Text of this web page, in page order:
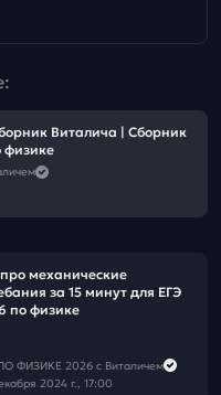
Виталича | Сборник
физике
механические
за 15 минут для ЕГЭ
по физике
ФИЗИКЕ 2026 с Виталичем
2024 г., 17:00